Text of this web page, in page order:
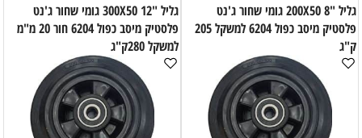
גליל "8 200X50 גומי שחור ג'נט
פלסטיק מיסב כפול 6204 למשקל 205
ק"ג
גליל "12 300X50 גומי שחור ג'נט
פלסטיק מיסב כפול 6204 חור 20 מ"מ
למשקל 280ק"ג